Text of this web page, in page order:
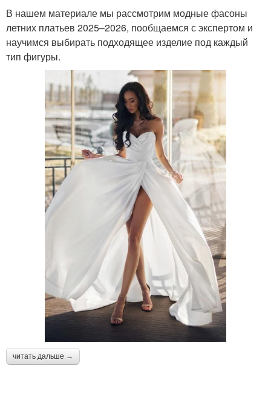
В нашем материале мы рассмотрим модные фасоны
летних платьев 2025–2026, пообщаемся с экспертом и
научимся выбирать подходящее изделие под каждый
тип фигуры.
читать дальше →